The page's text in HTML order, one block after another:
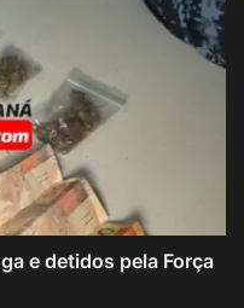
e detidos pela Força